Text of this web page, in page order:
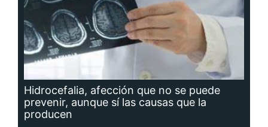
Hidrocefalia, afección que no se puede
prevenir, aunque sí las causas que la
producen